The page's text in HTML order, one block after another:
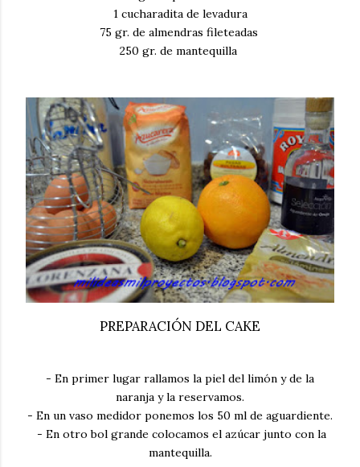
1 cucharadita de levadura
75 gr. de almendras fileteadas
250 gr. de mantequilla
PREPARACIÓN DEL CAKE
- En primer lugar rallamos la piel del limón y de la
naranja y la reservamos.
- En un vaso medidor ponemos los 50 ml de aguardiente.
- En otro bol grande colocamos el azúcar junto con la
mantequilla.